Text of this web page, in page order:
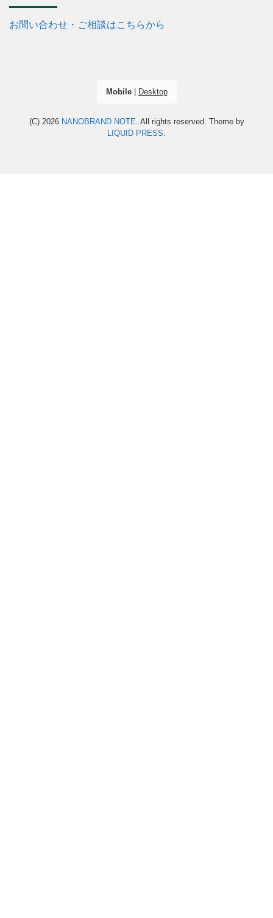
お問い合わせ・ご相談はこちらから
Mobile| Desktop
(C) 2026 NANOBRAND NOTE. All rights reserved. Theme by
LIQUID PRESS.